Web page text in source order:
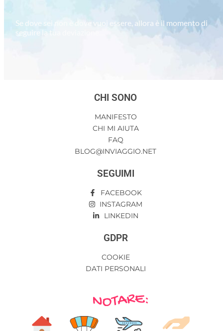
Se dove sei non è dove vuoi essere, allora è il momento di
seguire la tua deviazione…
CHI SONO
MANIFESTO
CHI MI AIUTA
FAQ
BLOG@INVIAGGIO.NET
SEGUIMI
FACEBOOK
INSTAGRAM
LINKEDIN
GDPR
COOKIE
DATI PERSONALI